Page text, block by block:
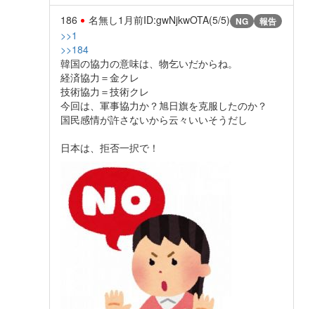
186 名無し1月前ID:gwNjkwOTA(5/5) NG 報告
>>1
>>184
韓国の協力の意味は、物乞いだからね。
経済協力＝金クレ
技術協力＝技術クレ
今回は、軍事協力か？旭日旗を克服したのか？
国民感情が許さないから云々いいそうだし
日本は、拒否一択で！